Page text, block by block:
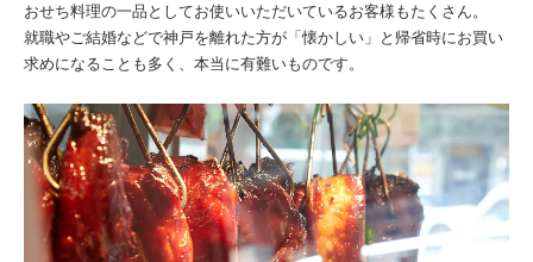
おせち料理の一品としてお使いいただいているお客様もたくさん。
就職やご結婚などで神戸を離れた方が「懐かしい」と帰省時にお買い
求めになることも多く、本当に有難いものです。